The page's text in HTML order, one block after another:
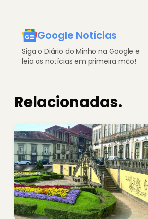
Google Notícias
Siga o Diário do Minho na Google e
leia as notícias em primeira mão!
Relacionadas.